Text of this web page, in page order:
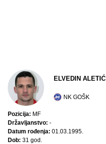
ELVEDIN ALETIĆ
NK GOŠK
Pozicija: MF
Državljanstvo: -
Datum rođenja: 01.03.1995.
Dob: 31 god.